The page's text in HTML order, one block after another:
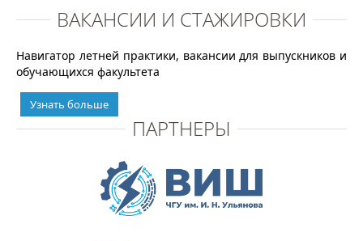
ВАКАНСИИ И СТАЖИРОВКИ
Навигатор летней практики, вакансии для выпускников и
обучающихся факультета
Узнать больше
ПАРТНЕРЫ